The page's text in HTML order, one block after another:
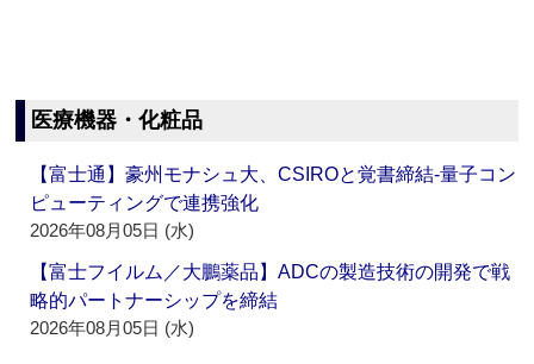
医療機器・化粧品
【富士通】豪州モナシュ大、CSIROと覚書締結‐量子コン
ピューティングで連携強化
2026年08月05日 (水)
【富士フイルム／大鵬薬品】ADCの製造技術の開発で戦
略的パートナーシップを締結
2026年08月05日 (水)